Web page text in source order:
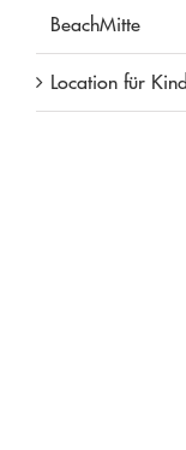
BeachMitte
Location für